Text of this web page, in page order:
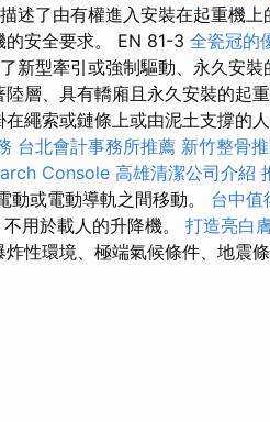
述了由有權進入安裝在起重機
的安全要求。 EN 81-3 全瓷冠的
新型牽引或強制驅動、永久安
層、具有轎廂且永久安裝的起重
繩索或鏈條上或由泥土支撐的
台北會計事務所推薦 新竹整骨
Console 高雄清潔公司介紹
動或電動導軌之間移動。 台中值
用於載人的升降機。 打造亮白
性環境、極端氣候條件、地震